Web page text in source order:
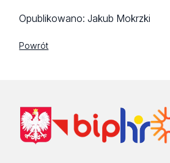
Opublikowano:Jakub Mokrzki
Powrót